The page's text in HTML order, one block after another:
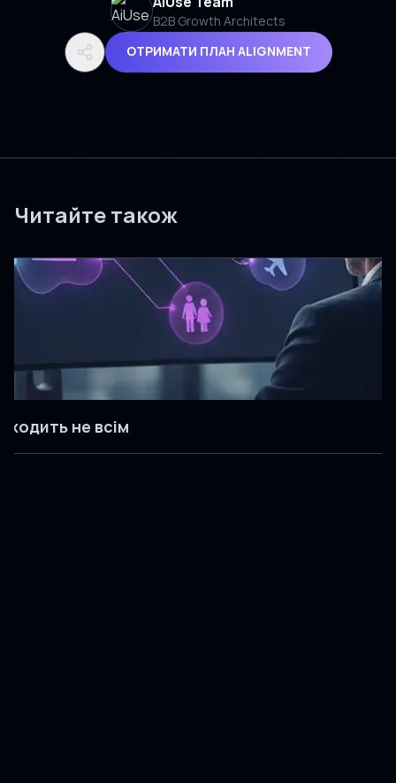
B2B Growth Architects
ОТРИМАТИ ПЛАН ALIGNMENT
Читайте також
не всім